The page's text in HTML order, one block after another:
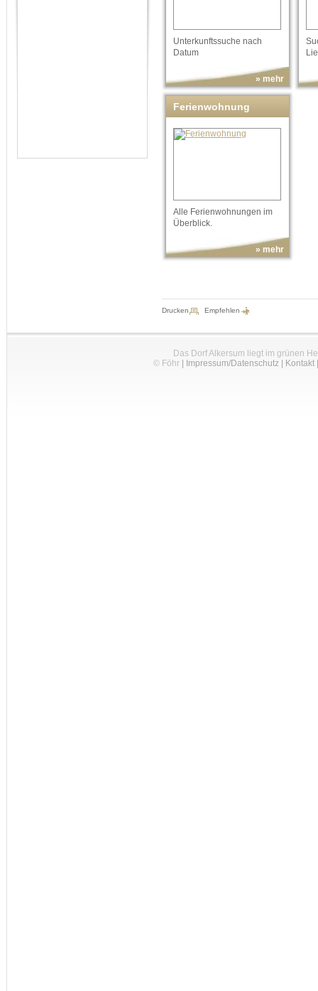
Unterkunftssuche nach
Datum
» mehr
Ferienwohnung
Alle Ferienwohnungen im
Überblick.
» mehr
Drucken Empfehlen
Das Dorf Alkersum liegt im grünen
© Föhr| Impressum/Datenschutz| Kontakt